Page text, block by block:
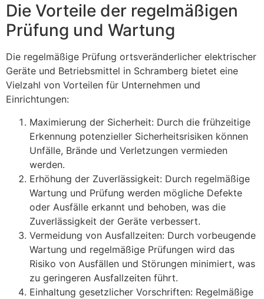
Die Vorteile der regelmäßigen
Prüfung und Wartung
Die regelmäßige Prüfung ortsveränderlicher elektrischer
Geräte und Betriebsmittel in Schramberg bietet eine
Vielzahl von Vorteilen für Unternehmen und
Einrichtungen:
Maximierung der Sicherheit: Durch die frühzeitige
Erkennung potenzieller Sicherheitsrisiken können
Unfälle, Brände und Verletzungen vermieden
werden.
Erhöhung der Zuverlässigkeit: Durch regelmäßige
Wartung und Prüfung werden mögliche Defekte
oder Ausfälle erkannt und behoben, was die
Zuverlässigkeit der Geräte verbessert.
Vermeidung von Ausfallzeiten: Durch vorbeugende
Wartung und regelmäßige Prüfungen wird das
Risiko von Ausfällen und Störungen minimiert, was
zu geringeren Ausfallzeiten führt.
Einhaltung gesetzlicher Vorschriften: Regelmäßige